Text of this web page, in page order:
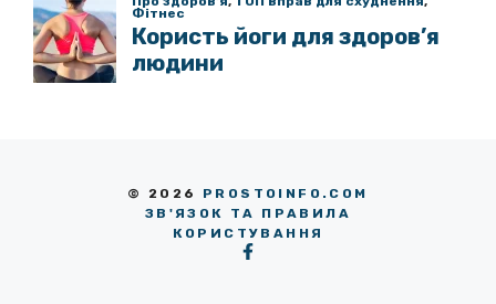
© 2026 PROSTOINFO.COM
ЗВ'ЯЗОК ТА ПРАВИЛА
КОРИСТУВАННЯ